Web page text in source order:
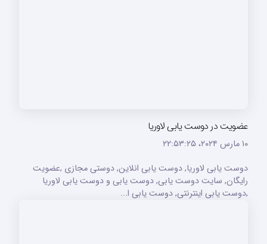
عضویت در دوست یابی لاوریا
۱۰ مارس ۲۰۲۴،‏ ۲۲:۵۳:۲۵
دوست یابی لاوریا, دوست یابی انلاین, دوستی مجازی ,عضویت
رایگان, سایت دوست یابی, دوست یابی و دوست یابی لاوریا
,دوست یابی اینترنتی, دوست یابی ا...